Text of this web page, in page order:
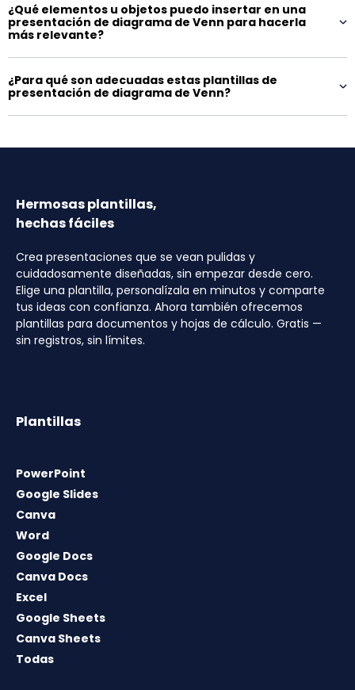
¿Qué elementos u objetos puedo insertar en una
presentación de diagrama de Venn para hacerla
más relevante?
¿Para qué son adecuadas estas plantillas de
presentación de diagrama de Venn?
Hermosas plantillas,
hechas fáciles
Crea presentaciones que se vean pulidas y
cuidadosamente diseñadas, sin empezar desde cero.
Elige una plantilla, personalízala en minutos y comparte
tus ideas con confianza. Ahora también ofrecemos
plantillas para documentos y hojas de cálculo. Gratis —
sin registros, sin límites.
Plantillas
PowerPoint
Google Slides
Canva
Word
Google Docs
Canva Docs
Excel
Google Sheets
Canva Sheets
Todas